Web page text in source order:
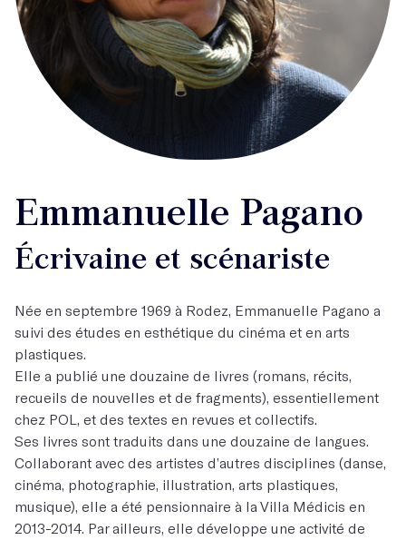
Emmanuelle Pagano
Écrivaine et scénariste
Née en septembre 1969 à Rodez, Emmanuelle Pagano a
suivi des études en esthétique du cinéma et en arts
plastiques.
Elle a publié une douzaine de livres (romans, récits,
recueils de nouvelles et de fragments), essentiellement
chez POL, et des textes en revues et collectifs.
Ses livres sont traduits dans une douzaine de langues.
Collaborant avec des artistes d’autres disciplines (danse,
cinéma, photographie, illustration, arts plastiques,
musique), elle a été pensionnaire à la Villa Médicis en
2013-2014. Par ailleurs, elle développe une activité de